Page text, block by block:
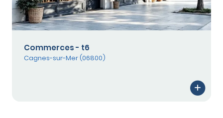
Commerces - t6
Cagnes-sur-Mer (06800)